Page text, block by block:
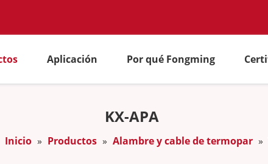
Aplicación Por qué Fongming
KX-APA
Inicio » Productos » Alambre y cable de termopar »